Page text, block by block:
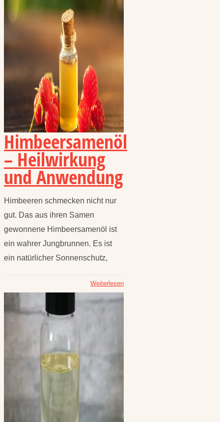
Himbeersamenöl
– Heilwirkung
und Anwendung
Himbeeren schmecken nicht nur
gut. Das aus ihren Samen
gewonnene Himbeersamenöl ist
ein wahrer Jungbrunnen. Es ist
ein natürlicher Sonnenschutz,
Weiterlesen